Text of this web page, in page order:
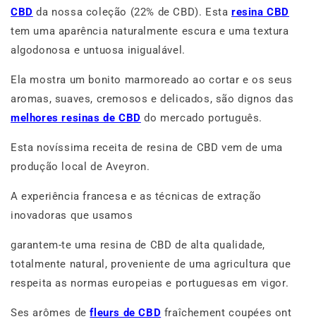
CBD da nossa coleção (22% de CBD). Estaresina CBD
tem uma aparência naturalmente escura e uma textura
algodonosa e untuosa inigualável.
Ela mostra um bonito marmoreado ao cortar e os seus
aromas, suaves, cremosos e delicados, são dignos das
melhores resinas de CBD do mercado português.
Esta novíssima receita de resina de CBD vem de uma
produção local de Aveyron.
A experiência francesa e as técnicas de extração
inovadoras que usamos
garantem-te uma resina de CBD de alta qualidade,
totalmente natural, proveniente de uma agricultura que
respeita as normas europeias e portuguesas em vigor.
Ses arômes defleurs de CBD fraîchement coupées ont